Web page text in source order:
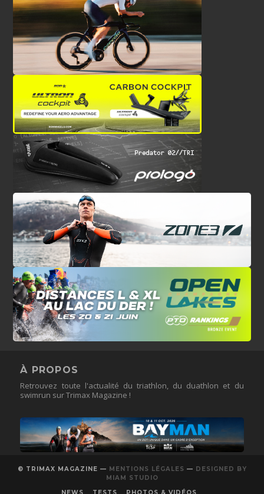
À PROPOS
Retrouvez toute l'actualité du triathlon, du duathlon et du
swimrun sur Trimax Magazine !
© TRIMAX MAGAZINE — MENTIONS LÉGALES — DESIGNED BY
MIAM STUDIO